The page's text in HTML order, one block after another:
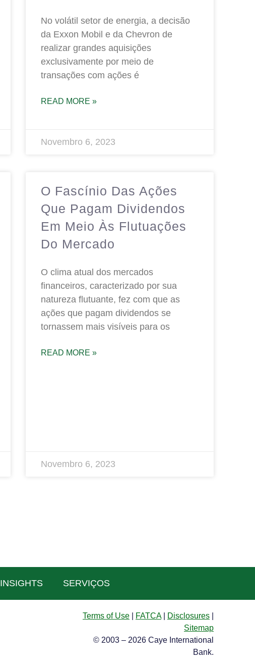
No volátil setor de energia, a decisão
da Exxon Mobil e da Chevron de
realizar grandes aquisições
exclusivamente por meio de
transações com ações é
READ MORE »
Novembro 6, 2023
O Fascínio Das Ações
Que Pagam Dividendos
Em Meio Às Flutuações
Do Mercado
O clima atual dos mercados
financeiros, caracterizado por sua
natureza flutuante, fez com que as
ações que pagam dividendos se
tornassem mais visíveis para os
READ MORE »
Novembro 6, 2023
INSIGHTS SERVIÇOS
Terms of Use FATCA| Disclosures
Sitemap
© 2003 – 2026 Caye International
Bank.